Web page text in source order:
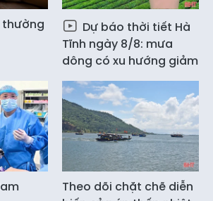
thường
Dự báo thời tiết Hà
Tĩnh ngày 8/8: mưa
dông có xu hướng giảm
Theo dõi chặt chẽ diễn